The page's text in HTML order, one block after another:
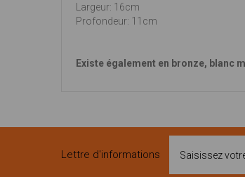
Largeur: 16cm
Profondeur: 11cm
Existe également en bronze, blanc
Lettre d'informations